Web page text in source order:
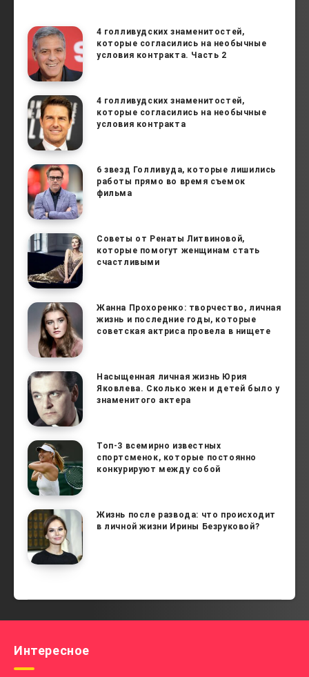
4 голливудских знаменитостей,
которые согласились на необычные
условия контракта. Часть 2
4 голливудских знаменитостей,
которые согласились на необычные
условия контракта
6 звезд Голливуда, которые лишились
работы прямо во время съемок
фильма
Советы от Ренаты Литвиновой,
которые помогут женщинам стать
счастливыми
Жанна Прохоренко: творчество, личная
жизнь и последние годы, которые
советская актриса провела в нищете
Насыщенная личная жизнь Юрия
Яковлева. Сколько жен и детей было у
знаменитого актера
Топ-3 всемирно известных
спортсменок, которые постоянно
конкурируют между собой
Жизнь после развода: что происходит
в личной жизни Ирины Безруковой?
Интересное